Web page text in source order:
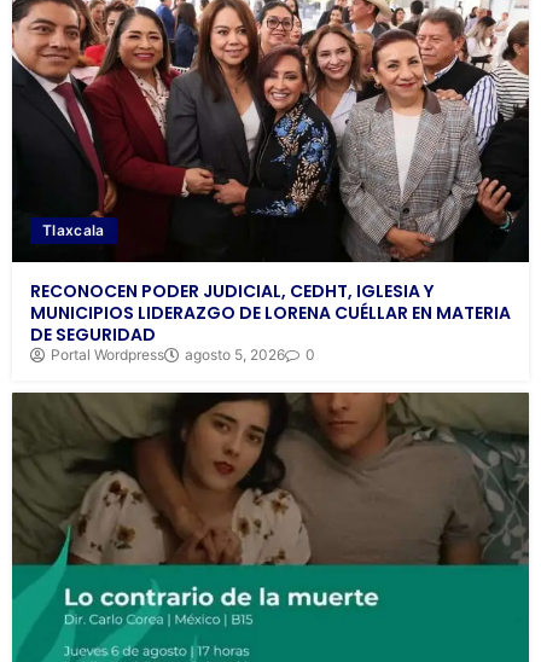
Tlaxcala
RECONOCEN PODER JUDICIAL, CEDHT, IGLESIA Y
MUNICIPIOS LIDERAZGO DE LORENA CUÉLLAR EN MATERIA
DE SEGURIDAD
Portal Wordpress agosto 5, 2026 0